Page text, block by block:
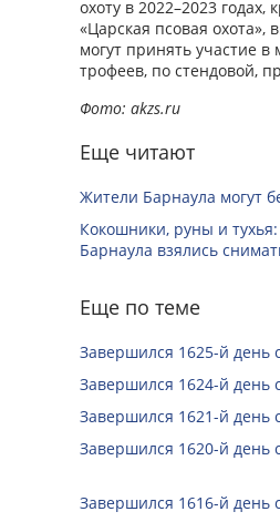
охоту в 2022–2023 годах,
«Царская псовая охота»,
могут принять участие
трофеев, по стендовой,
Фото: akzs.ru
Еще читают
Жители Барнаула могут
Кокошники, руны и
Барнаула взялись
Еще по теме
Завершился 1625-й день
Завершился 1624-й день
Завершился 1621-й день
Завершился 1620-й день
Завершился 1616-й день